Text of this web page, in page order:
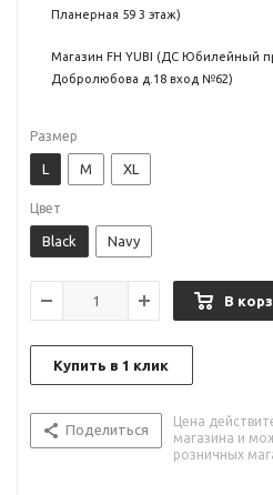
Планерная 59 3 этаж)
Магазин FH YUBI (ДС Юбилейный
Добролюбова д.18 вход №62)
Размер
L M XL
Цвет
Black Navy
В
Купить в 1 клик
Поделиться
Цена
магазина и
розничных